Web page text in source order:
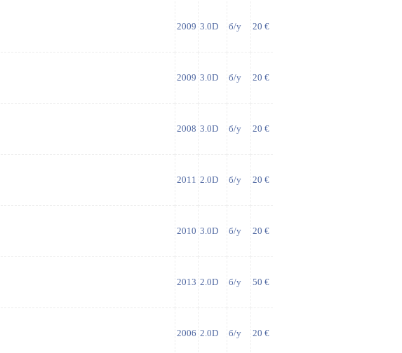
2009 3.0D б/у 20 €
2009 3.0D б/у 20 €
2008 3.0D б/у 20 €
2011 2.0D б/у 20 €
2010 3.0D б/у 20 €
2013 2.0D б/у 50 €
2006 2.0D б/у 20 €